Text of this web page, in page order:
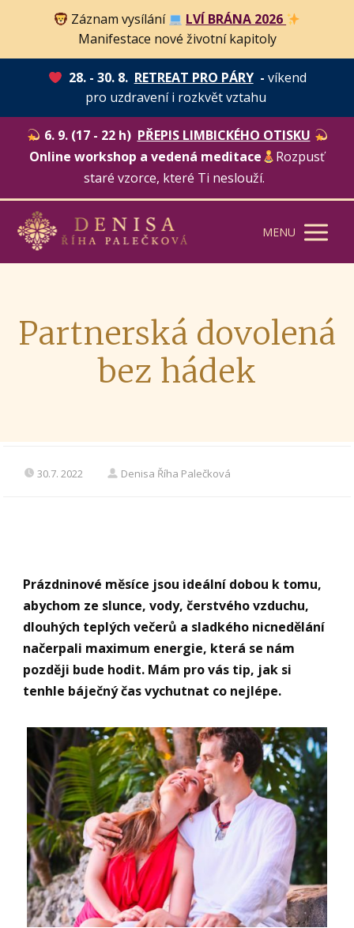
Záznam vysílání
LVÍ BRÁNA 2026
Manifestace nové životní kapitoly
28. - 30. 8. RETREAT PRO PÁRY- víkend
pro uzdravení i rozkvět vztahu
6. 9. (17 - 22 h) PŘEPIS LIMBICKÉHO OTISKU
Online workshop a vedená meditace
Rozpusť
staré vzorce, které Ti neslouží.
MENU
Partnerská dovolená
bez hádek
30.7. 2022 Denisa Říha Palečková
Prázdninové měsíce jsou ideální dobou k tomu,
abychom ze slunce, vody, čerstvého vzduchu,
dlouhých teplých večerů a sladkého nicnedělání
načerpali maximum energie, která se nám
později bude hodit. Mám pro vás tip, jak si
tenhle báječný čas vychutnat co nejlépe.